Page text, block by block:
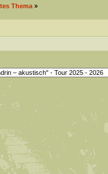
Thema »